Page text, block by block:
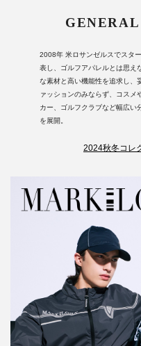
2008年 米ロサンゼルスでスタ
表し、ゴルフアパレルとは思え
な素材と高い機能性を追求し、
ァッションのみならず、コスメ
カー、ゴルフクラブなど幅広い
を展開。
2024秋冬コレ